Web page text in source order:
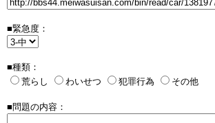
■緊急度：
■種類：
荒らし
わいせつ 犯罪行為 その他
■問題の内容：